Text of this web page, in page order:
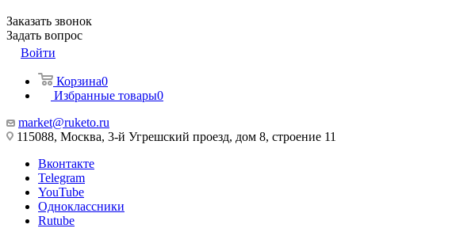
Заказать звонок
Задать вопрос
Войти
Корзина0
Избранные товары0
market@ruketo.ru
115088, Москва, 3-й Угрешский проезд, дом 8, строение 11
Вконтакте
Telegram
YouTube
Одноклассники
Rutube